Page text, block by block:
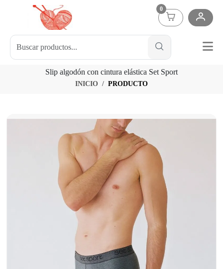
0
Slip algodón con cintura elástica Set Sport
INICIO PRODUCTO